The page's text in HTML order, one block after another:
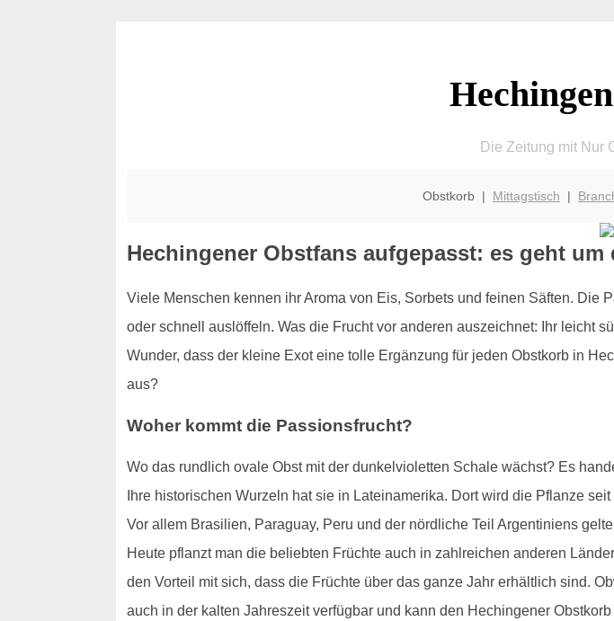
Die Zeitung mit Nur
Obstkorb | Mittagstisch |
Hechingener Obstfans aufgepasst: es geht
Viele Menschen kennen ihr Aroma von Eis, Sorbets und feinen Säften. Die
oder schnell auslöffeln. Was die Frucht vor anderen auszeichnet: Ihr leicht
Wunder, dass der kleine Exot eine tolle Ergänzung für jeden Obstkorb in
aus?
Woher kommt die Passionsfrucht?
Wo das rundlich ovale Obst mit der dunkelvioletten Schale wächst? Es
Ihre historischen Wurzeln hat sie in Lateinamerika. Dort wird die Pflanze
Vor allem Brasilien, Paraguay, Peru und der nördliche Teil Argentiniens
Heute pflanzt man die beliebten Früchte auch in zahlreichen anderen
den Vorteil mit sich, dass die Früchte über das ganze Jahr erhältlich sind.
auch in der kalten Jahreszeit verfügbar und kann den Hechingener